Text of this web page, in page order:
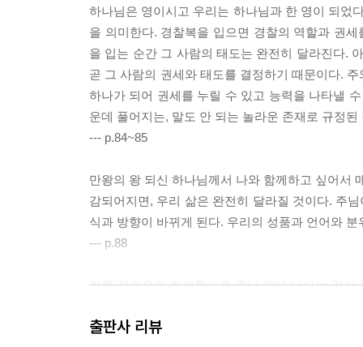
하나님은 영이시고 우리는 하나님과 한 영이 되었
을 의미한다. 경찰복을 입으면 경찰의 역할과 권
을 입는 순간 그 사람의 태도는 완전히 달라진다.
곧 그 사람의 권세와 태도를 결정하기 때문이다.
하나가 되어 권세를 누릴 수 있고 능력을 나타낼
운데 풀어지는, 말도 안 되는 놀라운 존재로 규정된
--- p.84~85
만왕의 왕 되신 하나님께서 나와 함께하고 싶어서
감되어지면, 우리 삶은 완전히 달라질 것이다. 주
식과 방향이 바뀌게 된다. 우리의 성품과 언어와
--- p.88
죄를 지었으면 회개함으로 주님 앞에 나오는 것
주신 것이 아니다. 오로지 주님의 십자가 보혈의
출판사 리뷰